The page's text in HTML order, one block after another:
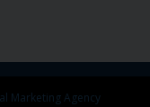
Marketing Agency